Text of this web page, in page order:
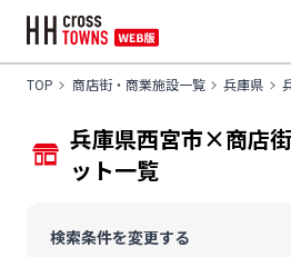
TOP 商店街・商業施設一覧 兵庫県
兵庫県西宮市×商店
ット一覧
検索条件を変更する